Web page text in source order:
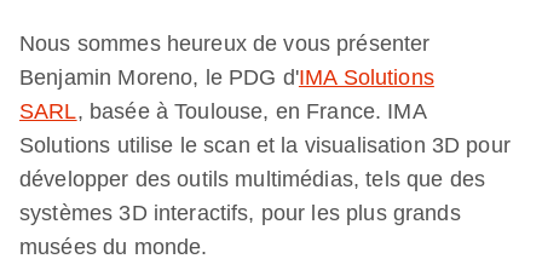
Nous sommes heureux de vous présenter
Benjamin Moreno, le PDG d'IMA Solutions
SARL, basée à Toulouse, en France. IMA
Solutions utilise le scan et la visualisation 3D pour
développer des outils multimédias, tels que des
systèmes 3D interactifs, pour les plus grands
musées du monde.